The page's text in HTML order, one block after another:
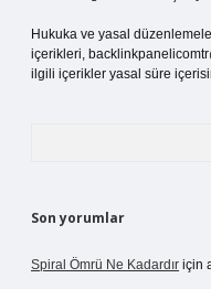
Hukuka ve yasal
içerikleri,
ilgili içerikler yasal süre
Son yorumlar
Spiral Ömrü Ne Kadardır için